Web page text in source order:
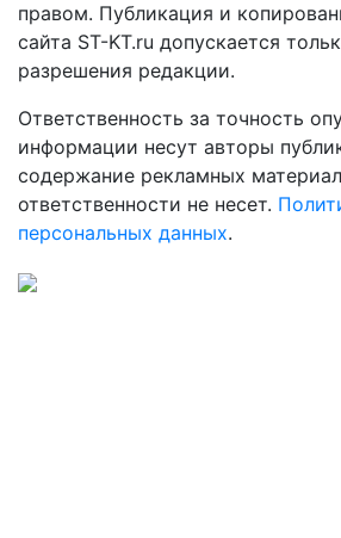
правом. Публикация и
сайта ST-KT.ru допускается
разрешения редакции.
Ответственность за точность
информации несут авторы
содержание рекламных
ответственности не несет.
персональных данных.